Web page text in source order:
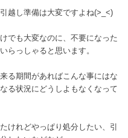
越し準備は大変ですよね(>_<)
でも大変なのに、不要になった
らっしゃると思います。
る期間があればこんな事にはな
る状況にどうしよもなくなって
けれどやっぱり処分したい、引